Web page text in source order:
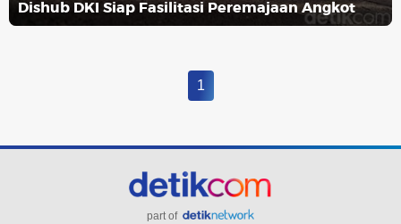
Dishub DKI Siap Fasilitasi Peremajaan Angkot
1
part of